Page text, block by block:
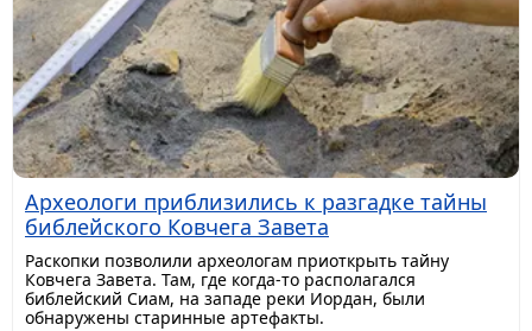
Археологи приблизились к разгадке тайны
библейского Ковчега Завета
​Раскопки позволили археологам приоткрыть тайну
Ковчега Завета. Там, где когда-то располагался
библейский Сиам, на западе реки Иордан, были
обнаружены старинные артефакты.